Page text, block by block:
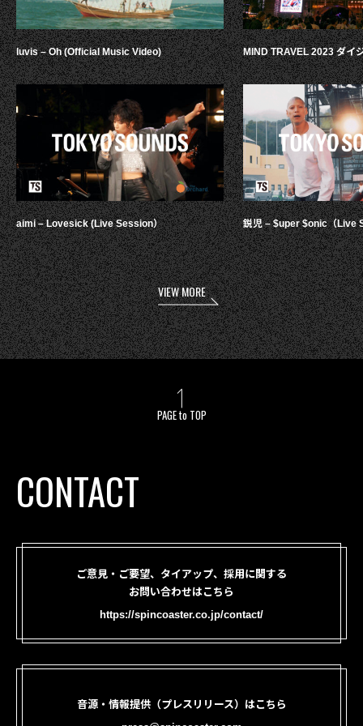
luvis – Oh (Official Music Video)
aimi – Lovesick (Live Session）
MIND TRAVEL 2023 ダイ
鋭児 – $uper $onic（Live
VIEW MORE
PAGE to TOP
CONTACT
ご意見・ご要望、タイアップ、採用に関する
お問い合わせはこちら
https://spincoaster.co.jp/contact/
音源・情報提供（プレスリリース）はこちら